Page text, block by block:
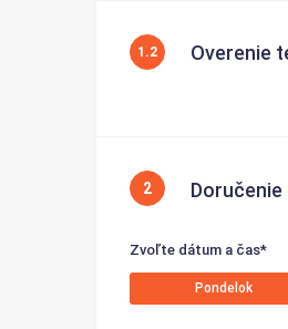
1.2 Overenie
2 Doručenie
Zvoľte dátum a čas*
Pondelok